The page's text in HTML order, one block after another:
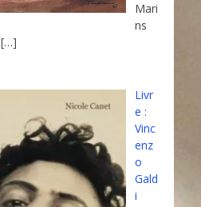
Mari
ns
[…]
Livr
e :
Vinc
enz
o
Gald
i